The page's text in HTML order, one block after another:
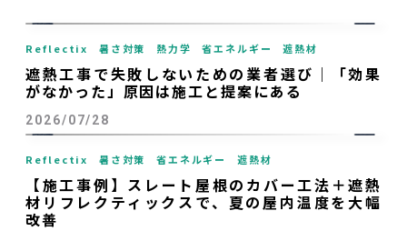
Reflectix 暑さ対策 熱力学 省エネルギー 遮熱材
遮熱工事で失敗しないための業者選び｜「効果
がなかった」原因は施工と提案にある
2026/07/28
Reflectix 暑さ対策 省エネルギー 遮熱材
【施工事例】スレート屋根のカバー工法＋遮熱
材リフレクティックスで、夏の屋内温度を大幅
改善